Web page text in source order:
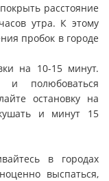
расстояние
утра. К этому
пробок в городе
на 10-15 минут.
и полюбоваться
остановку на
и минут 15
в городах
выспаться,